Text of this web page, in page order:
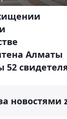
Алматы
новостями